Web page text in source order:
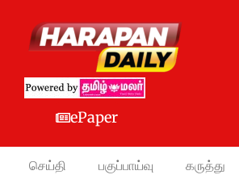
ePaper
செய்தி பகுப்பாய்வு கருத்து